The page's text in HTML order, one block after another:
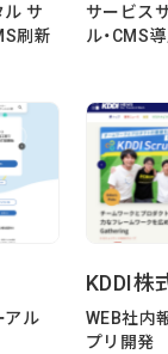
2026/08/04 自己紹介
6月に入社しました眞
サ
刷新
サービス
ル・CMS
アル
KDDI株
WEB社内
プリ開発